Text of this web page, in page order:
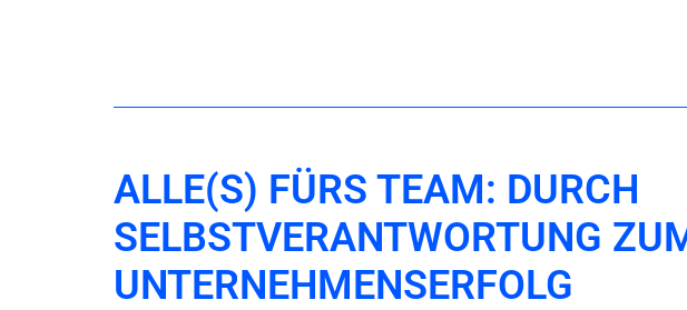
ALLE(S) FÜRS TEAM: DURCH
SELBSTVERANTWORTUNG
UNTERNEHMENSERFOLG